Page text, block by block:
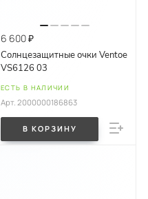
6 600 ₽
Солнцезащитные очки Ventoe
VS6126 03
ЕСТЬ В НАЛИЧИИ
Арт. 2000000186863
В КОРЗИНУ